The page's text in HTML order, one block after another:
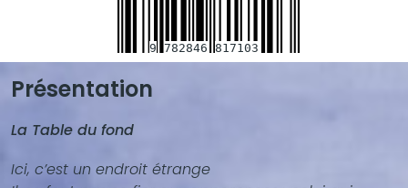
9 782846 817103
Blocs
contenu
vidéo,
Présentation
La Table du fond
Ici, c’est un endroit étrange